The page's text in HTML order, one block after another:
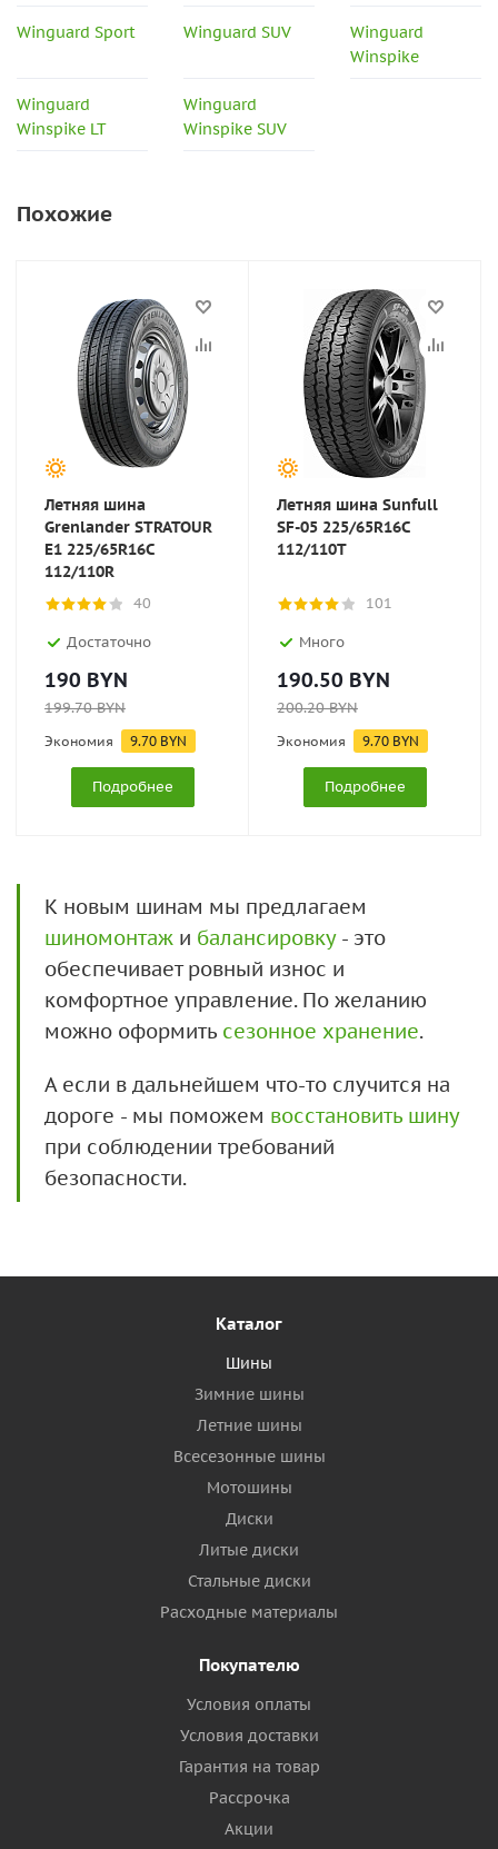
Winguard Sport Winguard SUV
Winguard
Winspike
Winguard
Winspike LT
Winguard
Winspike SUV
Похожие
Летняя шина
Grenlander STRATOUR
E1 225/65R16C
112/110R
40
Достаточно
190 BYN
199.70BYN
Экономия 9.70 BYN
Подробнее
Летняя шина Sunfull
SF-05 225/65R16C
112/110T
101
Много
190.50 BYN
200.20BYN
Экономия 9.70 BYN
Подробнее
К новым шинам мы предлагаем
шиномонтаж и балансировку- это
обеспечивает ровный износ и
комфортное управление. По желанию
можно оформить сезонное хранение.
А если в дальнейшем что-то случится на
дороге - мы поможем восстановить шину
при соблюдении требований
безопасности.
Каталог
Шины
Зимние шины
Летние шины
Всесезонные шины
Мотошины
Диски
Литые диски
Стальные диски
Расходные материалы
Покупателю
Условия оплаты
Условия доставки
Гарантия на товар
Рассрочка
Акции